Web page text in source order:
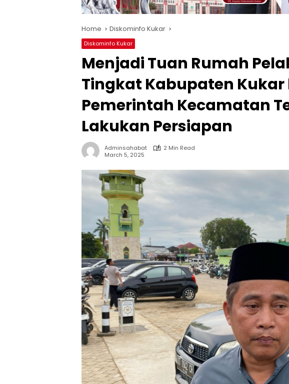
Home Diskominfo Kukar
Diskominfo Kukar
Menjadi Tuan Rumah
Tingkat Kabupaten
Pemerintah Kecamatan
Lakukan Persiapan
Adminsahabat
2 Min Read
March 5, 2025